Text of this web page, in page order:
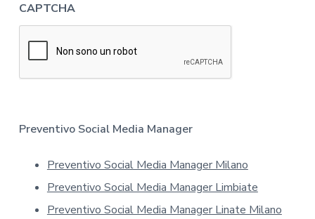
f
o
t
a
c
y
*
CAPTCHA
Preventivo Social Media Manager
Preventivo Social Media Manager Milano
Preventivo Social Media Manager Limbiate
Preventivo Social Media Manager Linate Milano